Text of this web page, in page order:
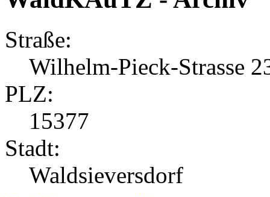
Straße:
Wilhelm-Pieck-Strasse
PLZ:
15377
Stadt:
Waldsieversdorf